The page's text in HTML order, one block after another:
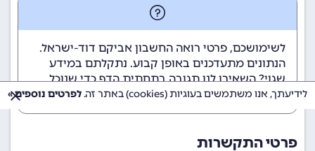
לשימושכם, פרטי רואה החשבון אביקם דוד-ישראל.
הנתונים מתעדכנים באופן קבוע. נתקלתם במידע
שגוי? השאירו לנו תגובה בתחתית הדף כדי שנוכל
לטפל בבעיה בהקדם.
פרטי התקשרות
לידיעתך, אנו משתמשים בעוגיות (cookies) באתר זה. לפרטים נוספים »